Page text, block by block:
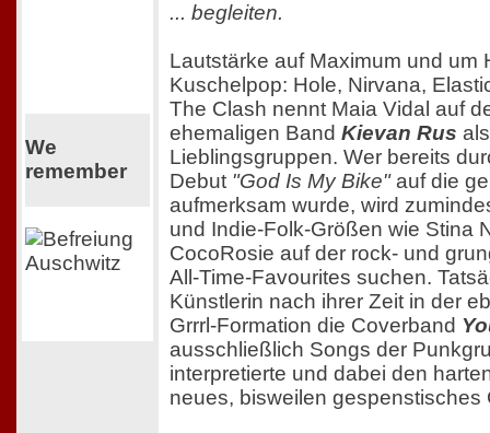
We
remember
... begleiten.
Lautstärke auf Maximum und um
Kuschelpop: Hole, Nirvana,
The Clash nennt Maia Vidal auf
ehemaligen Band Kievan Rus
Lieblingsgruppen. Wer bereits
Debut "God Is My Bike"auf die
aufmerksam wurde, wird
und Indie-Folk-Größen wie Stina
CocoRosie auf der rock- und
All-Time-Favourites suchen.
Künstlerin nach ihrer Zeit in der
Grrrl-Formation die Coverband
ausschließlich Songs der
interpretierte und dabei den
neues, bisweilen gespenstisches